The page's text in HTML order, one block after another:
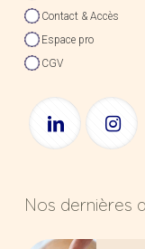
Contact & Accès
Espace pro
CGV
Nos dernières